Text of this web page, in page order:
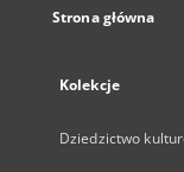
Strona główna
Kolekcje
Dziedzictwo